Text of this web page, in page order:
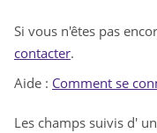
Si vous n'êtes pas
contacter.
Aide : Comment se
Les champs suivis d' un